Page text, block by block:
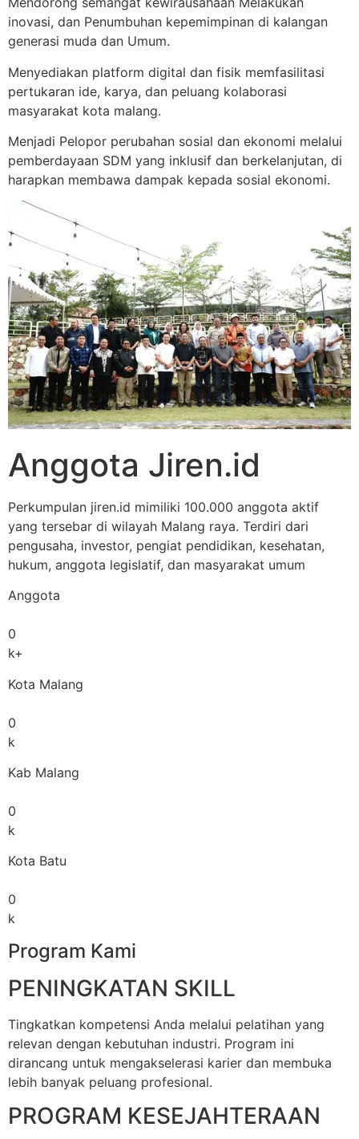
inovasi, dan Penumbuhan kepemimpinan di kalangan
generasi muda dan Umum.
Menyediakan platform digital dan fisik memfasilitasi
pertukaran ide, karya, dan peluang kolaborasi
masyarakat kota malang.
Menjadi Pelopor perubahan sosial dan ekonomi melalui
pemberdayaan SDM yang inklusif dan berkelanjutan, di
harapkan membawa dampak kepada sosial ekonomi.
Anggota Jiren.id
Perkumpulan jiren.id mimiliki 100.000 anggota aktif
yang tersebar di wilayah Malang raya. Terdiri dari
pengusaha, investor, pengiat pendidikan, kesehatan,
hukum, anggota legislatif, dan masyarakat umum
Anggota
0
k+
Kota Malang
0
k
Kab Malang
0
k
Kota Batu
0
k
Program Kami
PENINGKATAN SKILL
Tingkatkan kompetensi Anda melalui pelatihan yang
relevan dengan kebutuhan industri. Program ini
dirancang untuk mengakselerasi karier dan membuka
lebih banyak peluang profesional.
PROGRAM KESEJAHTERAAN